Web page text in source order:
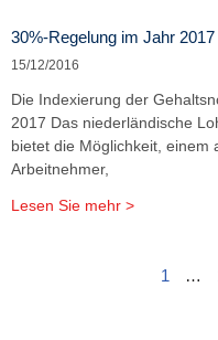
30%-Regelung im Jahr 2017
15/12/2016
Die Indexierung der
2017 Das niederländische
bietet die Möglichkeit, einem
Arbeitnehmer,
Lesen Sie mehr >
1 …